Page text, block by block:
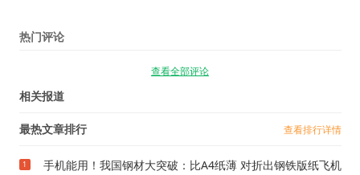
热门评论
查看全部评论
相关报道
最热文章排行 查看排行详情
1 手机能用！我国钢材大突破：比A4纸薄 对折出钢铁版纸飞机